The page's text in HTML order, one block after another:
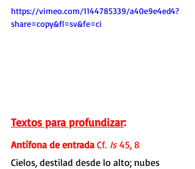
https://vimeo.com/1144785339/a40e9e4ed4?
share=copy&fl=sv&fe=ci
Textos para profundizar:
Antífona de entrada Cf. Is 45, 8
Cielos, destilad desde lo alto; nubes